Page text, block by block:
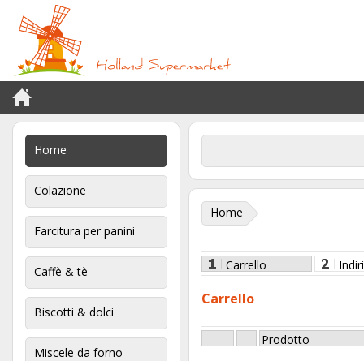
Home
Colazione
Farcitura per panini
Caffè & tè
Biscotti & dolci
Miscele da forno
Home
Carrello
Carrello
Prodotto